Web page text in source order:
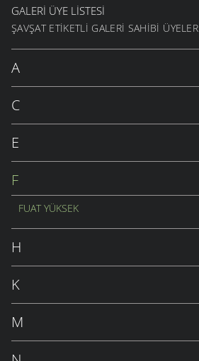
GALERI ÜYE LISTESI
ŞAVŞAT ETIKETLI GALERI SAHIBI ÜYELER
A
C
E
F
FUAT YÜKSEK
H
K
M